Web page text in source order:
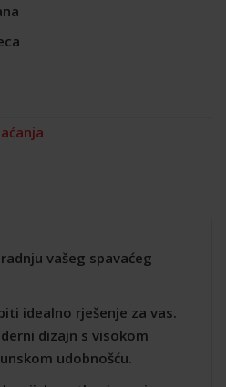
vašeg spavaćeg
idealno rješenje za vas.
dizajn s visokom
udobnošću.